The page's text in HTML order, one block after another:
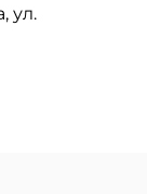
ул.